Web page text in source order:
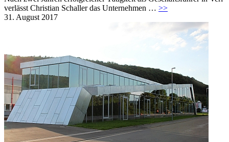
verlässt Christian Schaller das Unternehmen … >>
31. August 2017